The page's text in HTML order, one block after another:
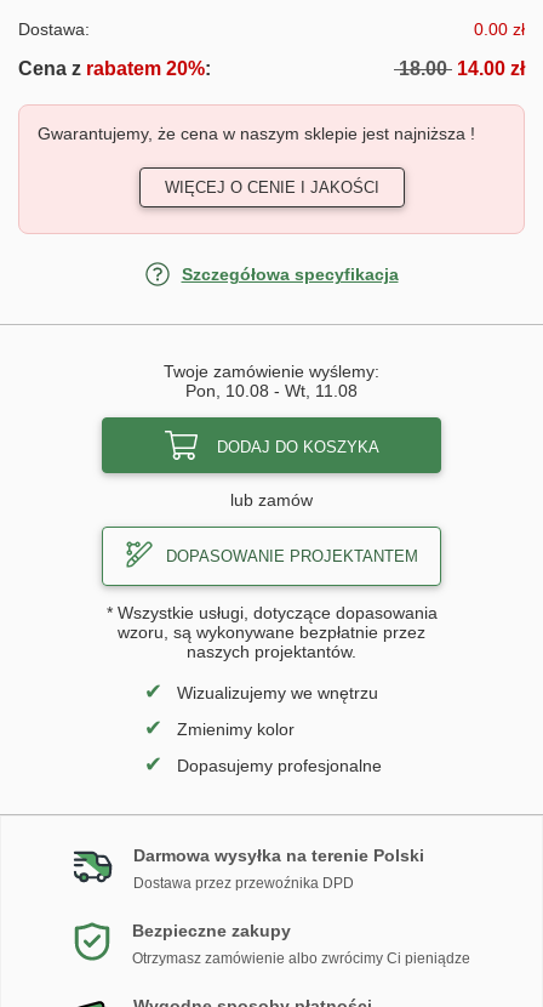
Dostawa: 0.00 zł
Cena z rabatem 20%: 18.00 14.00 zł
Gwarantujemy, że cena w naszym sklepie jest najniższa !
WIĘCEJ O CENIE I JAKOŚCI
Szczegółowa specyfikacja
Twoje zamówienie wyślemy:
Pon, 10.08 - Wt, 11.08
DODAJ DO KOSZYKA
lub zamów
DOPASOWANIE PROJEKTANTEM
* Wszystkie usługi, dotyczące dopasowania
wzoru, są wykonywane bezpłatnie przez
naszych projektantów.
✔ Wizualizujemy we wnętrzu
✔ Zmienimy kolor
✔ Dopasujemy profesjonalne
Darmowa wysyłka na terenie Polski
Dostawa przez przewoźnika DPD
Bezpieczne zakupy
Otrzymasz zamówienie albo zwrócimy Ci pieniądze